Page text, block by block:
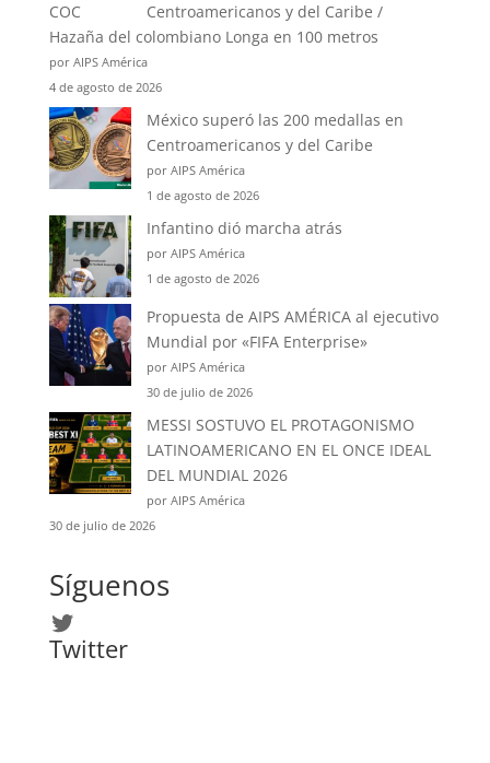
Centroamericanos y del Caribe /
Hazaña del colombiano Longa en 100 metros
por AIPS América
4 de agosto de 2026
México superó las 200 medallas en
Centroamericanos y del Caribe
por AIPS América
1 de agosto de 2026
Infantino dió marcha atrás
por AIPS América
1 de agosto de 2026
Propuesta de AIPS AMÉRICA al ejecutivo
Mundial por «FIFA Enterprise»
por AIPS América
30 de julio de 2026
MESSI SOSTUVO EL PROTAGONISMO
LATINOAMERICANO EN EL ONCE IDEAL
DEL MUNDIAL 2026
por AIPS América
30 de julio de 2026
Síguenos
Twitter
Twitter